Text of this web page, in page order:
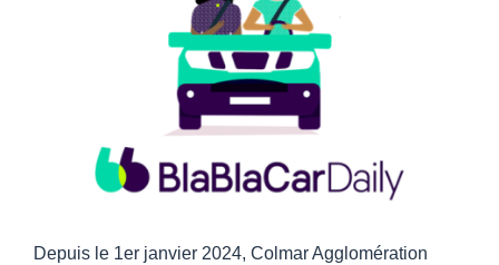
Depuis le 1er janvier 2024, Colmar Agglomération